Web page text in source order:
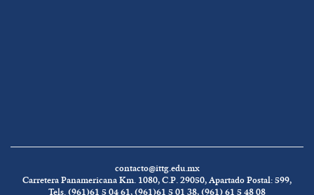
contacto@ittg.edu.mx
Carretera Panamericana Km. 1080, C.P. 29050, Apartado Postal: 599,
Tels. (961)61 5 04 61, (961)61 5 01 38, (961) 61 5 48 08